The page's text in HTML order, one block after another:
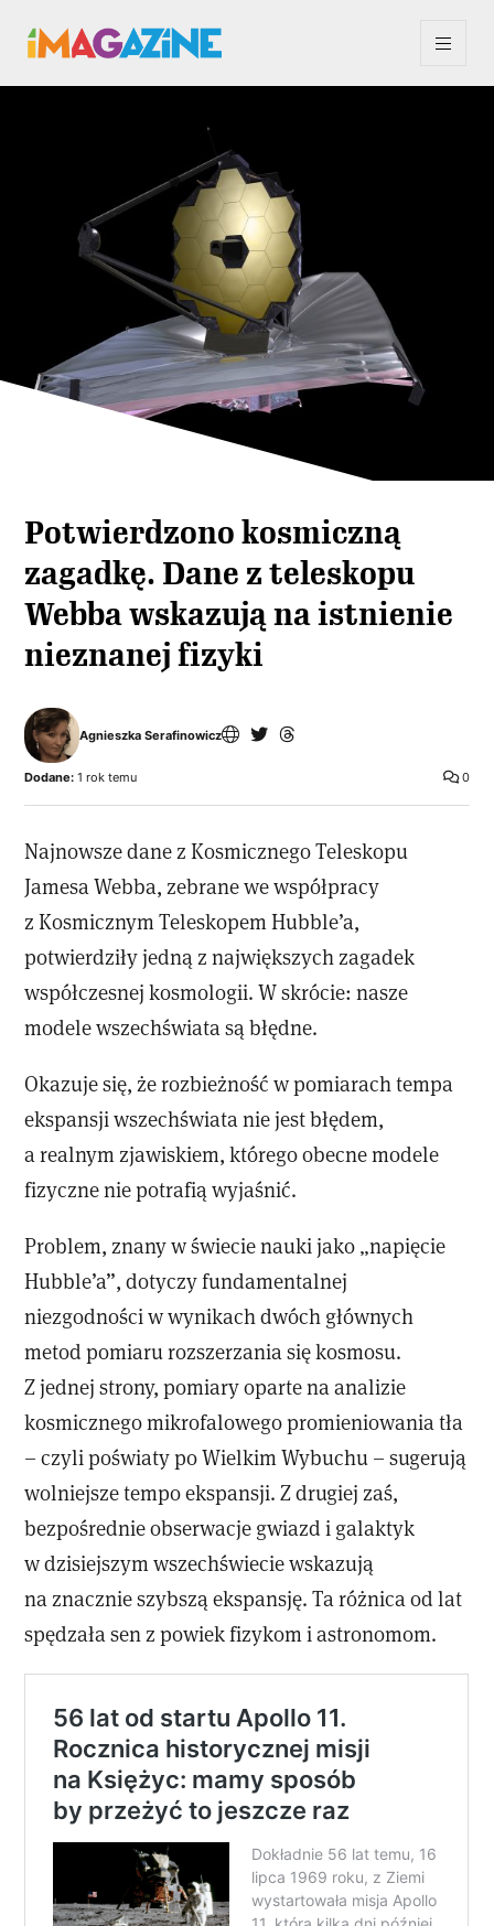
Potwierdzono kosmiczną
zagadkę. Dane z teleskopu
Webba wskazują na istnienie
nieznanej fizyki
Agnieszka Serafinowicz
0
Dodane: 1 rok temu
Najnowsze dane z Kosmicznego Teleskopu
Jamesa Webba, zebrane we współpracy
z Kosmicznym Teleskopem Hubble’a,
potwierdziły jedną z największych zagadek
współczesnej kosmologii. W skrócie: nasze
modele wszechświata są błędne.
Okazuje się, że rozbieżność w pomiarach tempa
ekspansji wszechświata nie jest błędem,
a realnym zjawiskiem, którego obecne modele
fizyczne nie potrafią wyjaśnić.
Problem, znany w świecie nauki jako „napięcie
Hubble’a”, dotyczy fundamentalnej
niezgodności w wynikach dwóch głównych
metod pomiaru rozszerzania się kosmosu.
Z jednej strony, pomiary oparte na analizie
kosmicznego mikrofalowego promieniowania tła
– czyli poświaty po Wielkim Wybuchu – sugerują
wolniejsze tempo ekspansji. Z drugiej zaś,
bezpośrednie obserwacje gwiazd i galaktyk
w dzisiejszym wszechświecie wskazują
na znacznie szybszą ekspansję. Ta różnica od lat
spędzała sen z powiek fizykom i astronomom.